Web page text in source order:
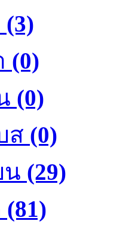
(3)
(0)
(0)
ส (0)
น (29)
(81)